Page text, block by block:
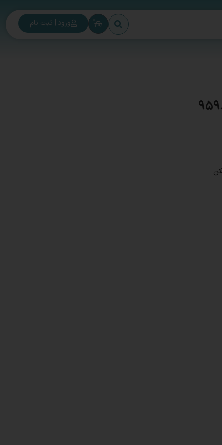
0 ورود | ثبت نام